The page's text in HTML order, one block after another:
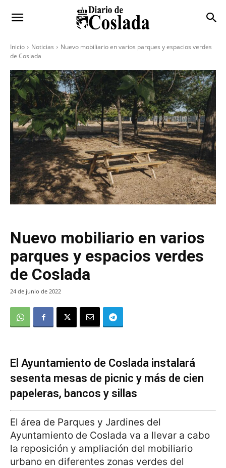
Inicio Noticias
Nuevo mobiliario en varios parques y espacios verdes
de Coslada
Nuevo mobiliario en varios
parques y espacios verdes
de Coslada
24 de junio de 2022
El Ayuntamiento de Coslada instalará
sesenta mesas de picnic y más de cien
papeleras, bancos y sillas
El área de Parques y Jardines del
Ayuntamiento de Coslada va a llevar a cabo
la reposición y ampliación del mobiliario
urbano en diferentes zonas verdes del